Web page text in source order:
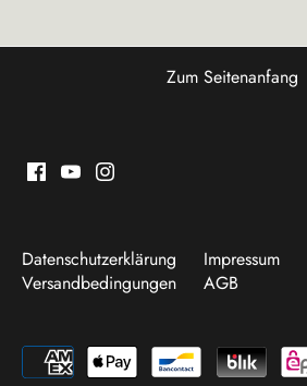
Zum Seitenanfang
Datenschutzerklärung Impressum
Versandbedingungen
AGB